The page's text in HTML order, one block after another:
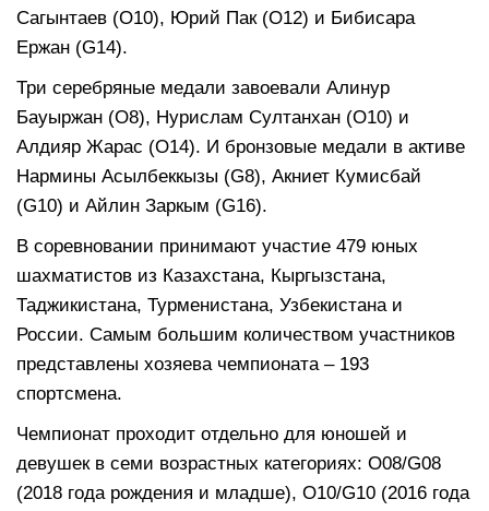
Сагынтаев (O10), Юрий Пак (O12) и Бибисара
Ержан (G14).
Три серебряные медали завоевали Алинур
Бауыржан (O8), Нурислам Султанхан (O10) и
Алдияр Жарас (O14). И бронзовые медали в активе
Нармины Асылбеккызы (G8), Акниет Кумисбай
(G10) и Айлин Заркым (G16).
В соревновании принимают участие 479 юных
шахматистов из Казахстана, Кыргызстана,
Таджикистана, Турменистана, Узбекистана и
России. Самым большим количеством участников
представлены хозяева чемпионата – 193
спортсмена.
Чемпионат проходит отдельно для юношей и
девушек в семи возрастных категориях: O08/G08
(2018 года рождения и младше), O10/G10 (2016 года